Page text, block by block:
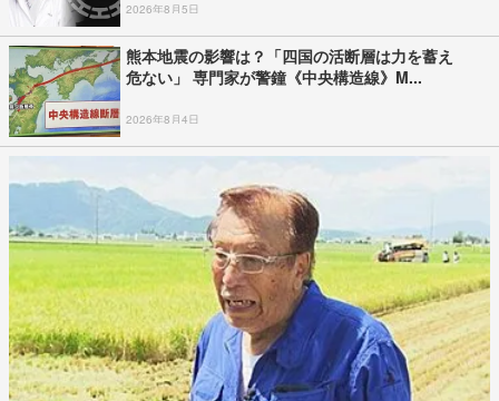
2026年8月5日
熊本地震の影響は？「四国の活断層は力を蓄え
危ない」 専門家が警鐘《中央構造線》M...
2026年8月4日